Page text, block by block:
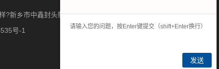
新乡市中鑫封头制造有限公司专门承接不锈钢封头的生产
号-1
发送